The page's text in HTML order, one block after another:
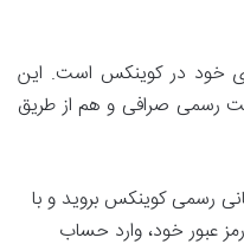
خود در کوینکس است. این
رسمی صرافی و هم از طریق
رسمی کوینکس بروید و با
عبور خود، وارد حساب